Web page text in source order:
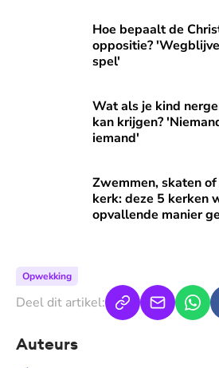
Hoe bepaalt de
oppositie?
spel'
Hoe bepaalt de ChristenUnie
Wat als je kind
kan krijgen?
iemand'
Wat als je kind nergens
Zwemmen, skaten
kerk: deze 5 kerken
opvallende manier
Zwemmen, skaten of
Opwekking
Deel dit artikel:
Auteurs